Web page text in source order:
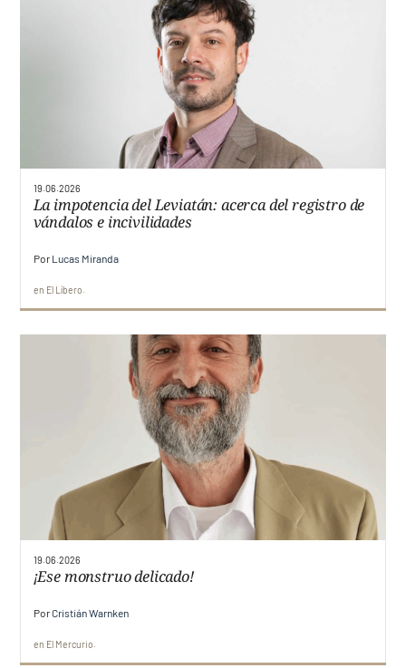
19.06.2026
La impotencia del Leviatán: acerca del registro de
vándalos e incivilidades
Por Lucas Miranda
en El Líbero
19.06.2026
¡Ese monstruo delicado!
PorCristián Warnken
en El Mercurio